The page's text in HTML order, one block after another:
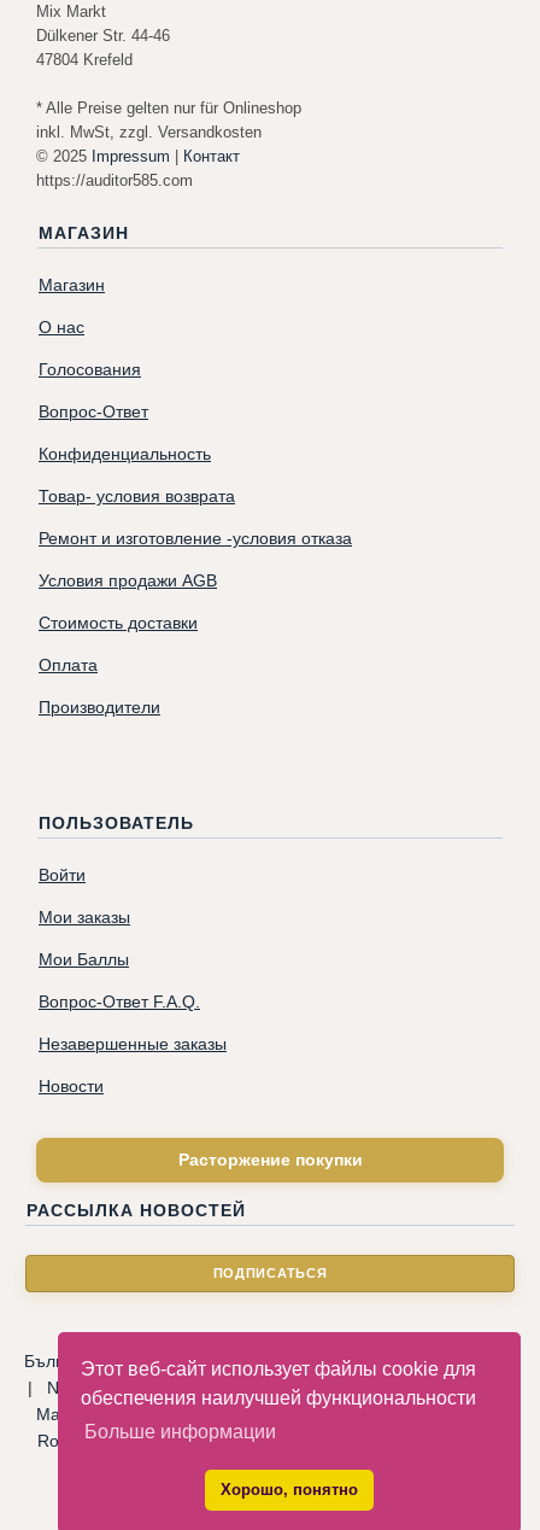
Этот веб-сайт использует файлы cookie для
обеспечения наилучшей функциональности
Больше информации
Хорошо, понятно
Mix Markt
Dülkener Str. 44-46
47804 Krefeld
* Alle Preise gelten nur für Onlineshop
inkl. MwSt, zzgl. Versandkosten
© 2025 Impressum
Контакт
https://auditor585.com
МАГАЗИН
Магазин
О нас
Голосования
Вопрос-Ответ
Конфиденциальность
Товар- условия возврата
Ремонт и изготовление -условия отказа
Условия продажи AGB
Стоимость доставки
Оплата
Производители
ПОЛЬЗОВАТЕЛЬ
Войти
Мои заказы
Мои Баллы
Вопрос-Ответ F.A.Q.
Незавершенные заказы
Новости
Расторжение покупки
РАССЫЛКА НОВОСТЕЙ
Български|Català|Deutsche|Hrvatski|Čeština |Dansk
| Nederlandse Eesti keel
Magyar
Latviski Norsk| Polski
Română|Русский|Српски|
Español|Svenska|Türkçe